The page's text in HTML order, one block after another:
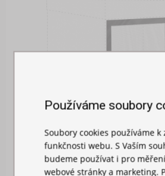
MOSKYTIÉRA NA
Používáme soubory
Soubory cookies používáme k
funkčnosti webu. S Vaším
budeme používat i pro
webové stránky a marketing.